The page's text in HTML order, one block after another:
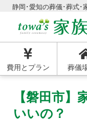
静岡･愛知の葬儀･葬式･
費用とプラン 葬儀
【磐田市】
いいの？